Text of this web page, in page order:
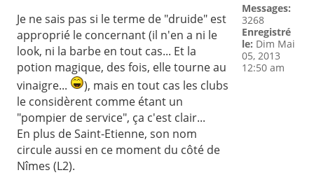
Je ne sais pas si le terme de "druide" est
approprié le concernant (il n'en a ni le
look, ni la barbe en tout cas... Et la
potion magique, des fois, elle tourne au
vinaigre...
), mais en tout cas les clubs
le considèrent comme étant un
"pompier de service", ça c'est clair...
En plus de Saint-Etienne, son nom
circule aussi en ce moment du côté de
Nîmes (L2).
Messages:
3268
Enregistré
le: Dim Mai
05, 2013
12:50 am